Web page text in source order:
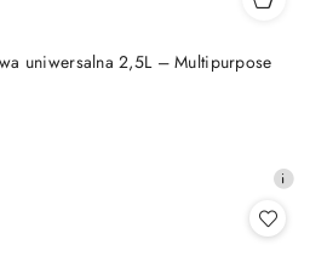
uniwersalna 2,5L – Multipurpose